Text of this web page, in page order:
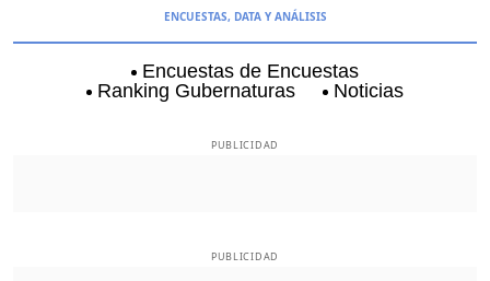
ENCUESTAS, DATA Y ANÁLISIS
Encuestas de Encuestas
Ranking Gubernaturas
Noticias
PUBLICIDAD
PUBLICIDAD